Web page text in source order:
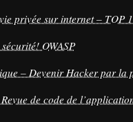
privée sur internet – TOP
OWASP
– Devenir Hacker par la
de code de